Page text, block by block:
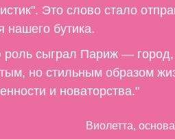
Это слово стало
нашего бутика.
сыграл Париж — город,
но стильным образом
и новаторства."
Виолетта,